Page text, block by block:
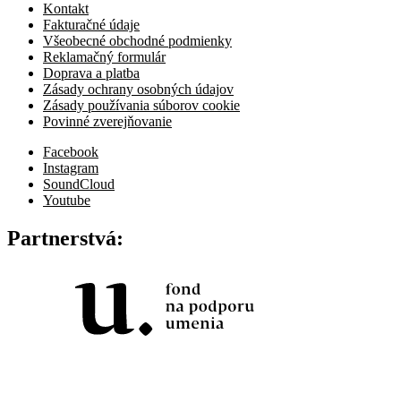
Kontakt
Fakturačné údaje
Všeobecné obchodné podmienky
Reklamačný formulár
Doprava a platba
Zásady ochrany osobných údajov
Zásady používania súborov cookie
Povinné zverejňovanie
Facebook
Instagram
SoundCloud
Youtube
Partnerstvá: